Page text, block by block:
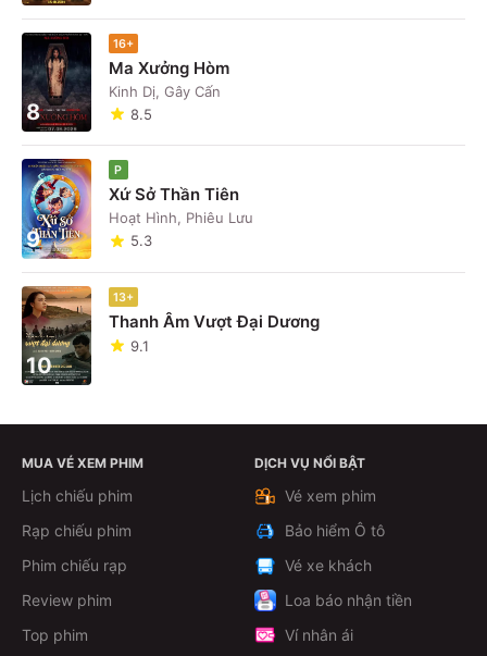
8
16+
Ma Xưởng Hòm
Kinh Dị, Gây Cấn
8.5
9
P
Xứ Sở Thần Tiên
Hoạt Hình, Phiêu Lưu
5.3
10
13+
Thanh Âm Vượt Đại Dương
9.1
MUA VÉ XEM PHIM
Lịch chiếu phim
Rạp chiếu phim
Phim chiếu rạp
Review phim
Top phim
DỊCH VỤ NỔI BẬT
Vé xem phim
Bảo hiểm Ô tô
Vé xe khách
Loa báo nhận tiền
Ví nhân ái